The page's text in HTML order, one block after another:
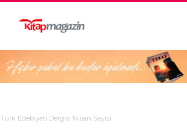
Türk Edebiyatı Dergisi Nisan Sayısı